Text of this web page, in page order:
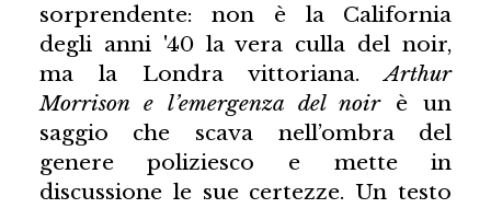
sorprendente: non è la California
degli anni '40 la vera culla del noir,
ma la Londra vittoriana.Arthur
Morrison e l’emergenza del noirè un
saggio che scava nell’ombra del
genere poliziesco e mette in
discussione le sue certezze. Un testo